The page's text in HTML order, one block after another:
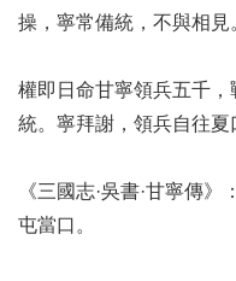
操，寧常備統，不與相見
權即日命甘寧領兵五千
統。寧拜謝，領兵自往夏
《三國志·吳書·甘寧傳
屯當口。